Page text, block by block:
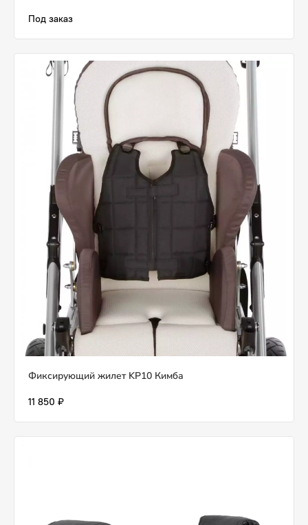
Под заказ
Фиксирующий жилет KP10 Кимба
11 850 ₽